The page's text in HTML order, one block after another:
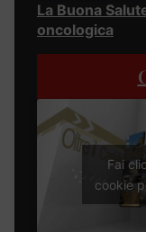
La Buona
oncologica
Fai
cookie